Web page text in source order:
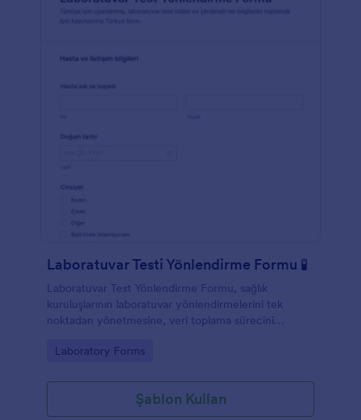
Laboratuvar Testi Yönlendirme Formu 🧪
Laboratuvar Test Yönlendirme Formu, sağlık
kuruluşlarının laboratuvar yönlendirmelerini tek
noktadan yönetmesine, veri toplama sürecini
yanıtlarını düzenli şekilde takip etmesine yardımcı
Go to Category:
Laboratory Forms
Şablon Kullan